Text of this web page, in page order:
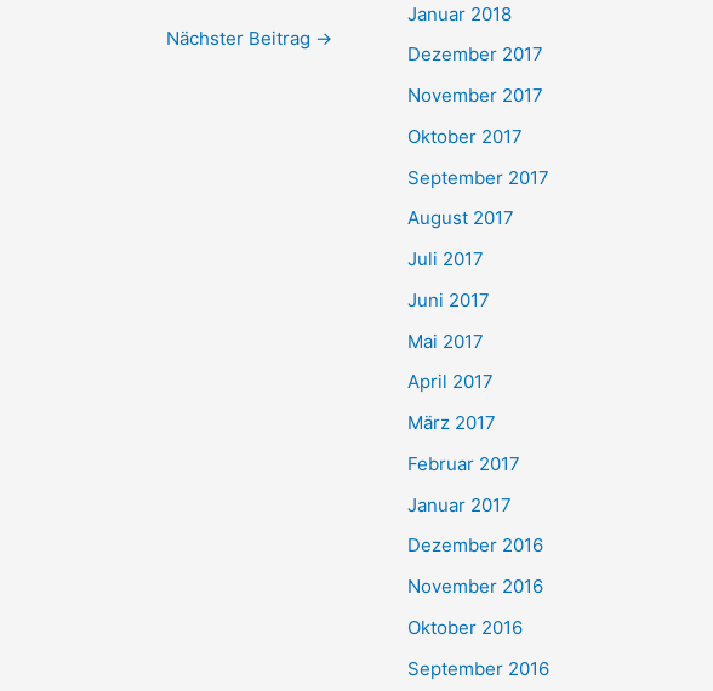
Nächster Beitrag →
Januar 2018
Dezember 2017
November 2017
Oktober 2017
September 2017
August 2017
Juli 2017
Juni 2017
Mai 2017
April 2017
März 2017
Februar 2017
Januar 2017
Dezember 2016
November 2016
Oktober 2016
September 2016